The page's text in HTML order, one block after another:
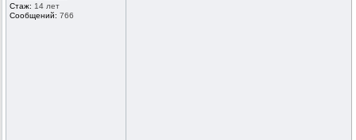
Стаж: 14 лет
Сообщений: 766